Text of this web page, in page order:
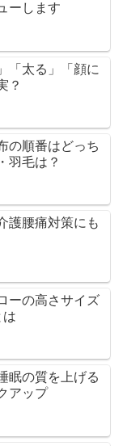
ーします
「太る」「顔に
？
の順番はどっち
羽毛は？
護腰痛対策にも
ーの高さサイズ
は
眠の質を上げる
アップ